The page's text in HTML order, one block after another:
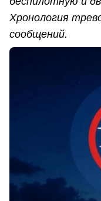
Хронология
сообщений.